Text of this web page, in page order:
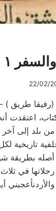
١
22/02/
طريق )
اعتقدت
من بلد إلى
تاريخية
بطريقة
رحلاتها في